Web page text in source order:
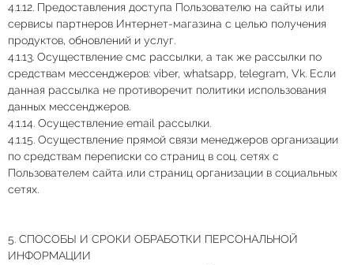
4.1.12. Предоставления доступа Пользователю на сайты или
сервисы партнеров Интернет-магазина с целью получения
продуктов, обновлений и услуг.
4.1.13. Осуществление смс рассылки, а так же рассылки по
средствам мессенджеров: viber, whatsapp, telegram, Vk. Если
данная рассылка не противоречит политики использования
данных мессенджеров.
4.1.14. Осуществление email рассылки.
4.1.15. Осуществление прямой связи менеджеров организации
по средствам переписки со страниц в соц. сетях с
Пользователем сайта или страниц организации в социальных
сетях.
5. СПОСОБЫ И СРОКИ ОБРАБОТКИ ПЕРСОНАЛЬНОЙ
ИНФОРМАЦИИ